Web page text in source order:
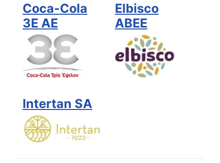
Coca-Cola
3E AE
Elbisco
ABEE
Intertan SA